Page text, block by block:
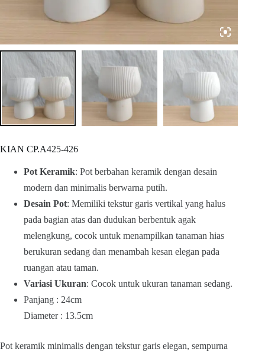
KIAN CP.A425-426
Pot Keramik: Pot berbahan keramik dengan desain
modern dan minimalis berwarna putih.
Desain Pot: Memiliki tekstur garis vertikal yang halus
pada bagian atas dan dudukan berbentuk agak
melengkung, cocok untuk menampilkan tanaman hias
berukuran sedang dan menambah kesan elegan pada
ruangan atau taman.
Variasi Ukuran: Cocok untuk ukuran tanaman sedang.
Panjang : 24cm
Diameter : 13.5cm
Pot keramik minimalis dengan tekstur garis elegan, sempurna